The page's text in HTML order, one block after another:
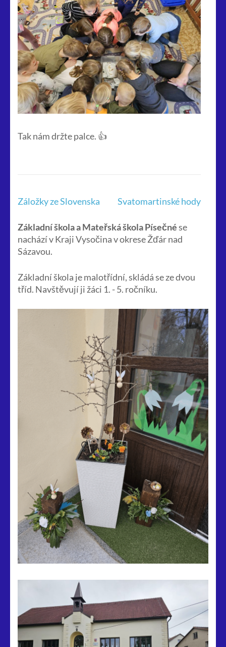
Tak nám držte palce. 👍
Navigace
příspěvek
Záložky ze Slovenska Svatomartinské hody
Základní škola a Mateřská škola Písečnése
nachází v Kraji Vysočina v okrese Žďár nad
Sázavou.
Základní škola je malotřídní, skládá se ze dvou
tříd. Navštěvují ji žáci 1. - 5. ročníku.